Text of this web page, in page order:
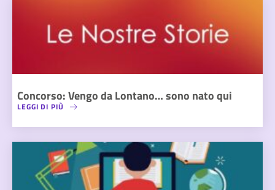
Concorso: Vengo da Lontano… sono nato qui
LEGGI DI PIÙ